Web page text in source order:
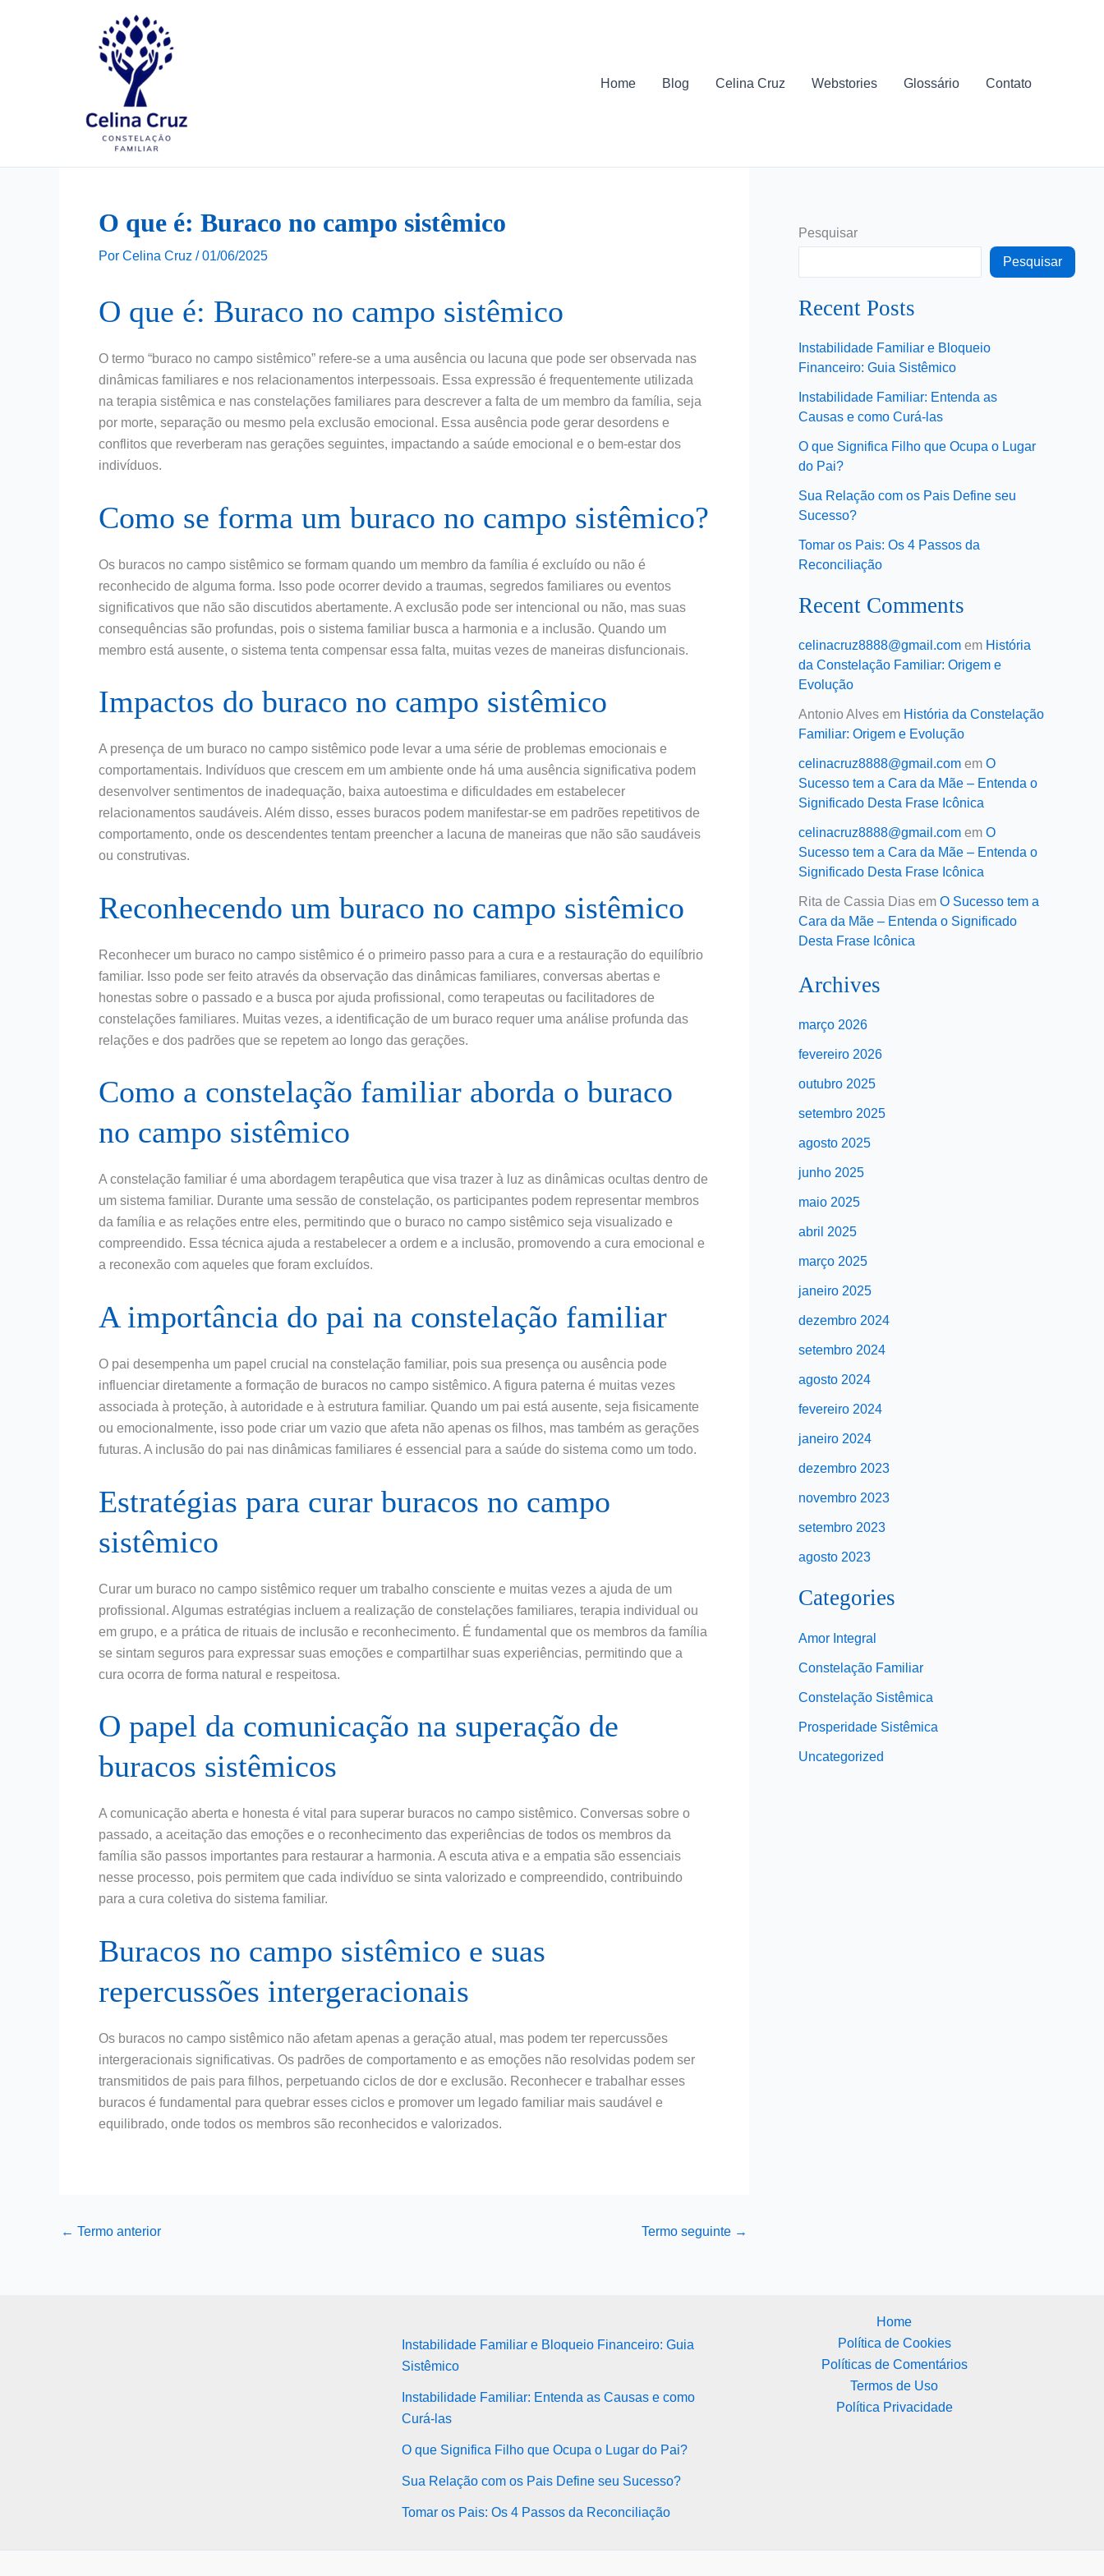
Home Blog Celina Cruz Webstories Glossário Contato
O que é: Buraco no campo sistêmico
Por Celina Cruz /01/06/2025
O que é: Buraco no campo sistêmico
O termo “buraco no campo sistêmico” refere-se a uma ausência ou lacuna que pode ser observada nas
dinâmicas familiares e nos relacionamentos interpessoais. Essa expressão é frequentemente utilizada
na terapia sistêmica e nas constelações familiares para descrever a falta de um membro da família, seja
por morte, separação ou mesmo pela exclusão emocional. Essa ausência pode gerar desordens e
conflitos que reverberam nas gerações seguintes, impactando a saúde emocional e o bem-estar dos
indivíduos.
Como se forma um buraco no campo sistêmico?
Os buracos no campo sistêmico se formam quando um membro da família é excluído ou não é
reconhecido de alguma forma. Isso pode ocorrer devido a traumas, segredos familiares ou eventos
significativos que não são discutidos abertamente. A exclusão pode ser intencional ou não, mas suas
consequências são profundas, pois o sistema familiar busca a harmonia e a inclusão. Quando um
membro está ausente, o sistema tenta compensar essa falta, muitas vezes de maneiras disfuncionais.
Impactos do buraco no campo sistêmico
A presença de um buraco no campo sistêmico pode levar a uma série de problemas emocionais e
comportamentais. Indivíduos que crescem em um ambiente onde há uma ausência significativa podem
desenvolver sentimentos de inadequação, baixa autoestima e dificuldades em estabelecer
relacionamentos saudáveis. Além disso, esses buracos podem manifestar-se em padrões repetitivos de
comportamento, onde os descendentes tentam preencher a lacuna de maneiras que não são saudáveis
ou construtivas.
Reconhecendo um buraco no campo sistêmico
Reconhecer um buraco no campo sistêmico é o primeiro passo para a cura e a restauração do equilíbrio
familiar. Isso pode ser feito através da observação das dinâmicas familiares, conversas abertas e
honestas sobre o passado e a busca por ajuda profissional, como terapeutas ou facilitadores de
constelações familiares. Muitas vezes, a identificação de um buraco requer uma análise profunda das
relações e dos padrões que se repetem ao longo das gerações.
Como a constelação familiar aborda o buraco
no campo sistêmico
A constelação familiar é uma abordagem terapêutica que visa trazer à luz as dinâmicas ocultas dentro de
um sistema familiar. Durante uma sessão de constelação, os participantes podem representar membros
da família e as relações entre eles, permitindo que o buraco no campo sistêmico seja visualizado e
compreendido. Essa técnica ajuda a restabelecer a ordem e a inclusão, promovendo a cura emocional e
a reconexão com aqueles que foram excluídos.
A importância do pai na constelação familiar
O pai desempenha um papel crucial na constelação familiar, pois sua presença ou ausência pode
influenciar diretamente a formação de buracos no campo sistêmico. A figura paterna é muitas vezes
associada à proteção, à autoridade e à estrutura familiar. Quando um pai está ausente, seja fisicamente
ou emocionalmente, isso pode criar um vazio que afeta não apenas os filhos, mas também as gerações
futuras. A inclusão do pai nas dinâmicas familiares é essencial para a saúde do sistema como um todo.
Estratégias para curar buracos no campo
sistêmico
Curar um buraco no campo sistêmico requer um trabalho consciente e muitas vezes a ajuda de um
profissional. Algumas estratégias incluem a realização de constelações familiares, terapia individual ou
em grupo, e a prática de rituais de inclusão e reconhecimento. É fundamental que os membros da família
se sintam seguros para expressar suas emoções e compartilhar suas experiências, permitindo que a
cura ocorra de forma natural e respeitosa.
O papel da comunicação na superação de
buracos sistêmicos
A comunicação aberta e honesta é vital para superar buracos no campo sistêmico. Conversas sobre o
passado, a aceitação das emoções e o reconhecimento das experiências de todos os membros da
família são passos importantes para restaurar a harmonia. A escuta ativa e a empatia são essenciais
nesse processo, pois permitem que cada indivíduo se sinta valorizado e compreendido, contribuindo
para a cura coletiva do sistema familiar.
Buracos no campo sistêmico e suas
repercussões intergeracionais
Os buracos no campo sistêmico não afetam apenas a geração atual, mas podem ter repercussões
intergeracionais significativas. Os padrões de comportamento e as emoções não resolvidas podem ser
transmitidos de pais para filhos, perpetuando ciclos de dor e exclusão. Reconhecer e trabalhar esses
buracos é fundamental para quebrar esses ciclos e promover um legado familiar mais saudável e
equilibrado, onde todos os membros são reconhecidos e valorizados.
← Termo anterior Termo seguinte →
Pesquisar
Pesquisar
Recent Posts
Instabilidade Familiar e Bloqueio
Financeiro: Guia Sistêmico
Instabilidade Familiar: Entenda as
Causas e como Curá-las
O que Significa Filho que Ocupa o Lugar
do Pai?
Sua Relação com os Pais Define seu
Sucesso?
Tomar os Pais: Os 4 Passos da
Reconciliação
Recent Comments
celinacruz8888@gmail.com em História
da Constelação Familiar: Origem e
Evolução
Antonio Alves em História da Constelação
Familiar: Origem e Evolução
celinacruz8888@gmail.com em O
Sucesso tem a Cara da Mãe – Entenda o
Significado Desta Frase Icônica
celinacruz8888@gmail.com em O
Sucesso tem a Cara da Mãe – Entenda o
Significado Desta Frase Icônica
Rita de Cassia Dias em O Sucesso tem a
Cara da Mãe – Entenda o Significado
Desta Frase Icônica
Archives
março 2026
fevereiro 2026
outubro 2025
setembro 2025
agosto 2025
junho 2025
maio 2025
abril 2025
março 2025
janeiro 2025
dezembro 2024
setembro 2024
agosto 2024
fevereiro 2024
janeiro 2024
dezembro 2023
novembro 2023
setembro 2023
agosto 2023
Categories
Amor Integral
Constelação Familiar
Constelação Sistêmica
Prosperidade Sistêmica
Uncategorized
Instabilidade Familiar e Bloqueio Financeiro: Guia
Sistêmico
Instabilidade Familiar: Entenda as Causas e como
Curá-las
O que Significa Filho que Ocupa o Lugar do Pai?
Sua Relação com os Pais Define seu Sucesso?
Tomar os Pais: Os 4 Passos da Reconciliação
Home
Política de Cookies
Políticas de Comentários
Termos de Uso
Política Privacidade